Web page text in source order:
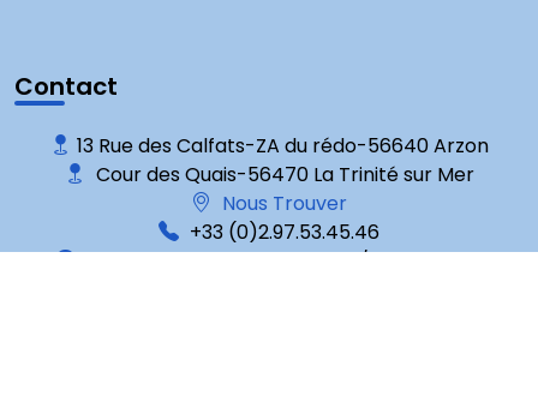
Contact
13 Rue des Calfats-ZA du rédo-56640 Arzon
Cour des Quais-56470 La Trinité sur Mer
Nous Trouver
+33 (0)2.97.53.45.46
Mardi au Samedi : 9 h-12 h 30 / 14 h-17 h 30